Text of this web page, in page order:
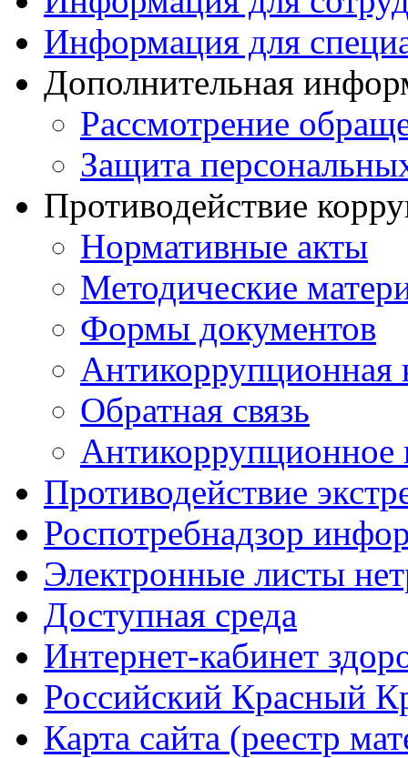
Информация для
Дополнительная
Рассмотрение
Защита
Противодействие
Нормативные акты
Методические
Формы документов
Антикоррупционная
Обратная связь
Антикоррупционное
Противодействие
Роспотребнадзор
Электронные листы
Доступная среда
Интернет-кабинет
Российский Красный
Карта сайта (реестр